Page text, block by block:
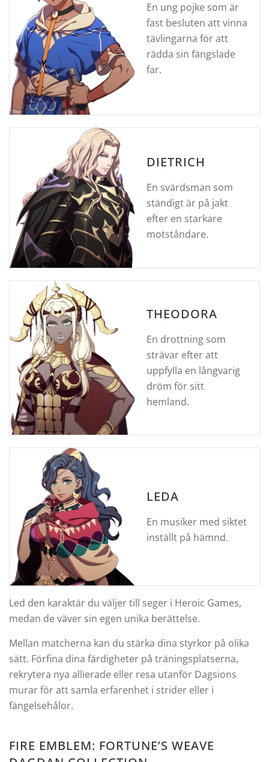
En ung pojke som är
fast besluten att vinna
tävlingarna för att
rädda sin fängslade
far.
DIETRICH
En svärdsman som
ständigt är på jakt
efter en starkare
motståndare.
THEODORA
En drottning som
strävar efter att
uppfylla en långvarig
dröm för sitt
hemland.
LEDA
En musiker med siktet
inställt på hämnd.
Led den karaktär du väljer till seger i Heroic Games,
medan de väver sin egen unika berättelse.
Mellan matcherna kan du stärka dina styrkor på olika
sätt. Förfina dina färdigheter på träningsplatserna,
rekrytera nya allierade eller resa utanför Dagsions
murar för att samla erfarenhet i strider eller i
fängelsehålor.
FIRE EMBLEM: FORTUNE’S WEAVE